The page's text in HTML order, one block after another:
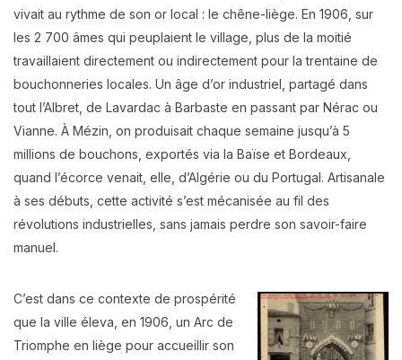
vivait au rythme de son or local : le chêne-liège. En 1906, sur
les 2 700 âmes qui peuplaient le village, plus de la moitié
travaillaient directement ou indirectement pour la trentaine de
bouchonneries locales. Un âge d’or industriel, partagé dans
tout l’Albret, de Lavardac à Barbaste en passant par Nérac ou
Vianne. À Mézin, on produisait chaque semaine jusqu’à 5
millions de bouchons, exportés via la Baïse et Bordeaux,
quand l’écorce venait, elle, d’Algérie ou du Portugal. Artisanale
à ses débuts, cette activité s’est mécanisée au fil des
révolutions industrielles, sans jamais perdre son savoir-faire
manuel.
C’est dans ce contexte de prospérité
que la ville éleva, en 1906, un Arc de
Triomphe en liège pour accueillir son